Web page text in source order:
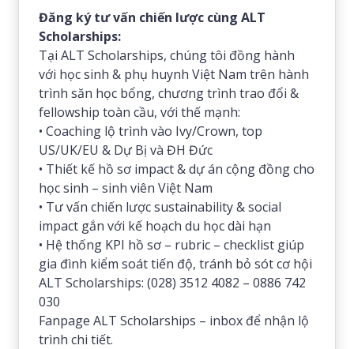
Đăng ký tư vấn chiến lược cùng ALT
Scholarships:
Tại ALT Scholarships, chúng tôi đồng hành
với học sinh & phụ huynh Việt Nam trên hành
trình săn học bổng, chương trình trao đổi &
fellowship toàn cầu, với thế mạnh:
• Coaching lộ trình vào Ivy/Crown, top
US/UK/EU & Dự Bị và ĐH Đức
• Thiết kế hồ sơ impact & dự án cộng đồng cho
học sinh – sinh viên Việt Nam
• Tư vấn chiến lược sustainability & social
impact gắn với kế hoạch du học dài hạn
• Hệ thống KPI hồ sơ – rubric – checklist giúp
gia đình kiểm soát tiến độ, tránh bỏ sót cơ hội
ALT Scholarships: (028) 3512 4082 – 0886 742
030
Fanpage ALT Scholarships – inbox để nhận lộ
trình chi tiết.